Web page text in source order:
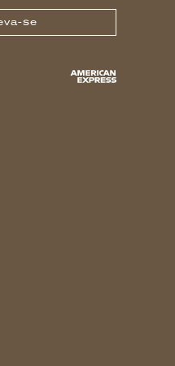
se